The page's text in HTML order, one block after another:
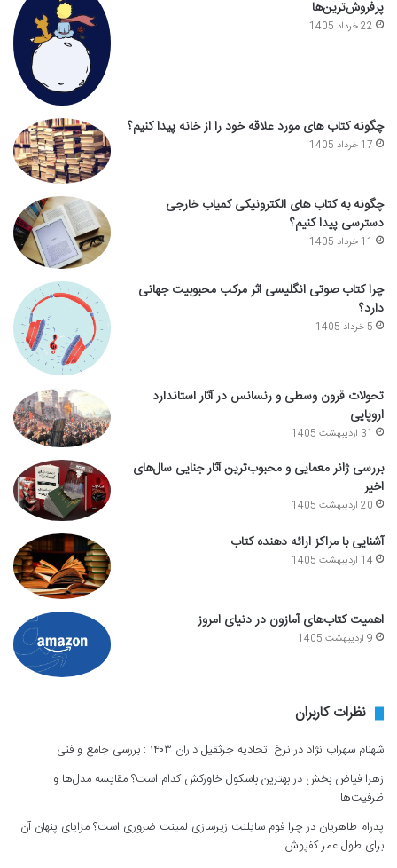
پرفروش‌ترین‌ها
22 خرداد 1405
چگونه کتاب های مورد علاقه خود را از خانه پیدا کنیم؟
17 خرداد 1405
چگونه به کتاب های الکترونیکی کمیاب خارجی
دسترسی پیدا کنیم؟
11 خرداد 1405
چرا کتاب صوتی انگلیسی اثر مرکب محبوبیت جهانی
دارد؟
5 خرداد 1405
تحولات قرون وسطی و رنسانس در آثار استاندارد
اروپایی
31 اردیبهشت 1405
بررسی ژانر معمایی و محبوب‌ترین آثار جنایی سال‌های
اخیر
20 اردیبهشت 1405
آشنایی با مراکز ارائه دهنده کتاب
14 اردیبهشت 1405
اهمیت کتاب‌های آمازون در دنیای امروز
9 اردیبهشت 1405
نظرات کاربران
شهنام سهراب نژاد درنرخ اتحادیه جرثقیل داران ۱۴۰۳ : بررسی جامع و فنی
زهرا فیاض بخش دربهترین باسکول خاورکش کدام است؟ مقایسه مدل‌ها و
ظرفیت‌ها
پدرام طاهریان درچرا فوم سایلنت زیرسازی لمینت ضروری است؟ مزایای پنهان آن
برای طول عمر کفپوش